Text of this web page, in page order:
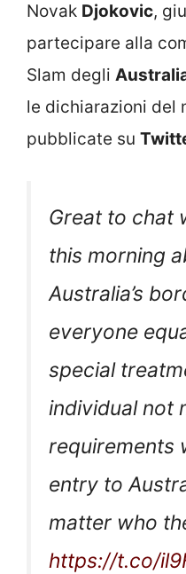
Novak Djokovic,
partecipare alla
Slam degli
le dichiarazioni del
pubblicate su
Great to chat
this morning
Australia’s
everyone
special
individual not
requirements
entry to
matter who
https://t.co/